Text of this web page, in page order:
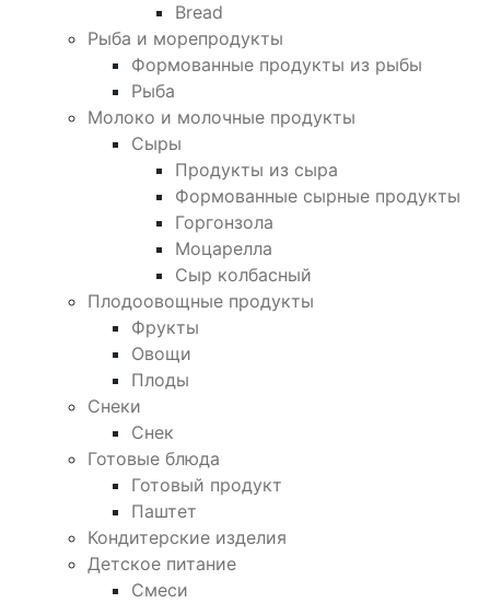
Bread
Рыба и морепродукты
Формованные продукты из рыбы
Рыба
Молоко и молочные продукты
Сыры
Продукты из сыра
Формованные сырные продукты
Горгонзола
Моцарелла
Сыр колбасный
Плодоовощные продукты
Фрукты
Овощи
Плоды
Снеки
Снек
Готовые блюда
Готовый продукт
Паштет
Кондитерские изделия
Детское питание
Смеси